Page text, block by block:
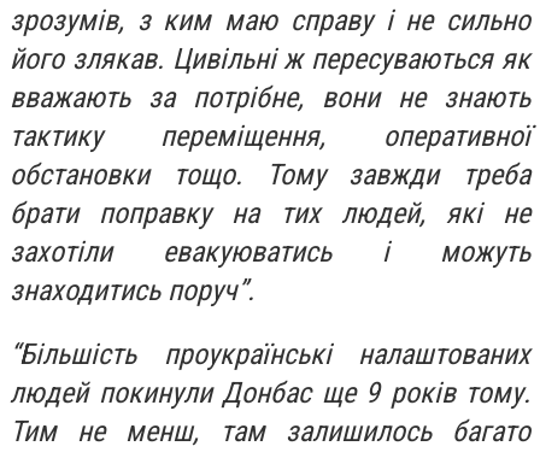
зрозумів, з ким маю справу і не сильно
його злякав. Цивільні ж пересуваються як
вважають за потрібне, вони не знають
тактику переміщення, оперативної
обстановки тощо. Тому завжди треба
брати поправку на тих людей, які не
захотіли евакуюватись і можуть
знаходитись поруч”.
“Більшість проукраїнські налаштованих
людей покинули Донбас ще 9 років тому.
Тим не менш, там залишилось багато